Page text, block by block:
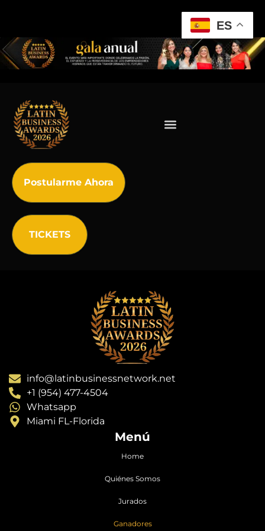
Postularme Ahora
TICKETS
info@latinbusinessnetwork.net
+1 (954) 477-4504
Whatsapp
Miami FL-Florida
Menú
Home
Quiénes Somos
Jurados
Ganadores
ES